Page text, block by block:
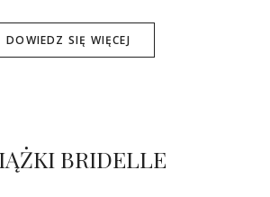
DOWIEDZ SIĘ WIĘCEJ
BRIDELLE